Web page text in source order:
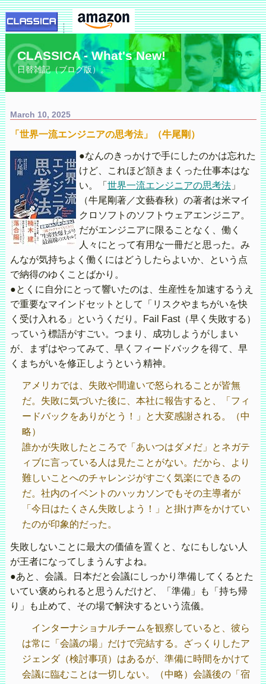
CLASSICA - What's New!
日替雑記（ブログ版）。
March 10, 2025
「世界一流エンジニアの思考法」（牛尾剛）
●なんのきっかけで手にしたのかは忘れた
けど、これほど頷きまくった仕事本はな
い。「 世界一流エンジニアの思考法」
（牛尾剛著／文藝春秋）の著者は米マイ
クロソフトのソフトウェアエンジニア。
だがエンジニアに限ることなく、働く
人々にとって有用な一冊だと思った。み
んなが気持ちよく働くにはどうしたらよいか、という点
で納得のゆくことばかり。
●とくに自分にとって響いたのは、生産性を加速するうえ
で重要なマインドセットとして「リスクやまちがいを快
く受け入れる」というくだり。Fail Fast（早く失敗する）
っていう標語がすごい。つまり、成功しようがしまい
が、まずはやってみて、早くフィードバックを得て、早
くまちがいを修正しようという精神。
アメリカでは、失敗や間違いで怒られることが皆無
だ。失敗に気づいた後に、本社に報告すると、「フィ
ードバックをありがとう！」と大変感謝される。（中
略）
誰かが失敗したところで「あいつはダメだ」とネガテ
ィブに言っている人は見たことがない。だから、より
難しいことへのチャレンジがすごく気楽にできるの
だ。社内のイベントのハッカソンでもその主導者が
「今日はたくさん失敗しよう！」と掛け声をかけてい
たのが印象的だった。
失敗しないことに最大の価値を置くと、なにもしない人
が王者になってしまうんすよね。
●あと、会議。日本だと会議にしっかり準備してくるとた
いてい褒められると思うんだけど、「準備」も「持ち帰
り」も止めて、その場で解決するという流儀。
インターナショナルチームを観察していると、彼ら
は常に「会議の場」だけで完結する。ざっくりしたア
ジェンダ（検討事項）はあるが、準備に時間をかけて
会議に臨むことは一切しない。（中略）会議後の「宿